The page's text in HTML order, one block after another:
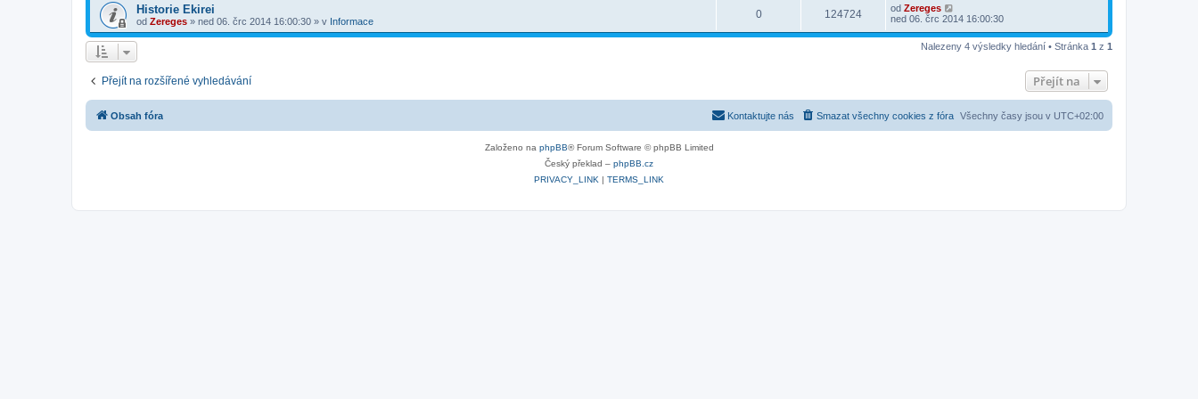
Historie Ekirei
od Zereges » ned 06. črc 2014 16:00:30 » v Informace
0 124724 od Zereges
ned 06. črc 2014 16:00:30
Nalezeny 4 výsledky hledání • Stránka 1 z 1
Přejít na rozšířené vyhledávání Přejít na
Obsah fóra Všechny časy jsou v UTC+02:00
Smazat všechny cookies z fóra
Kontaktujte nás
Založeno na phpBB® Forum Software © phpBB Limited
Český překlad – phpBB.cz
PRIVACY_LINK | TERMS_LINK